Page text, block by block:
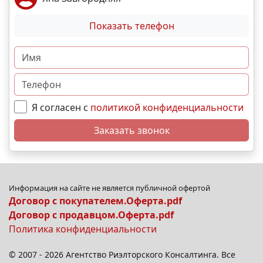
Показать телефон
Я согласен с политикой конфиденциальности
Заказать звонок
Информация на сайте не является публичной офертой
Договор с покупателем.Оферта.pdf
Договор с продавцом.Оферта.pdf
Политика конфиденциальности
© 2007 - 2026 Агентство Риэлторского Консалтинга. Все